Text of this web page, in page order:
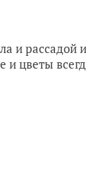
и
и цветы